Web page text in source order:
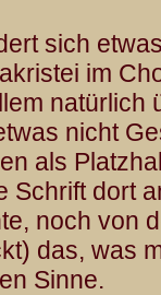
sich
im
natürlich
nicht
als
Schrift dort
noch von
das, was
Sinne.